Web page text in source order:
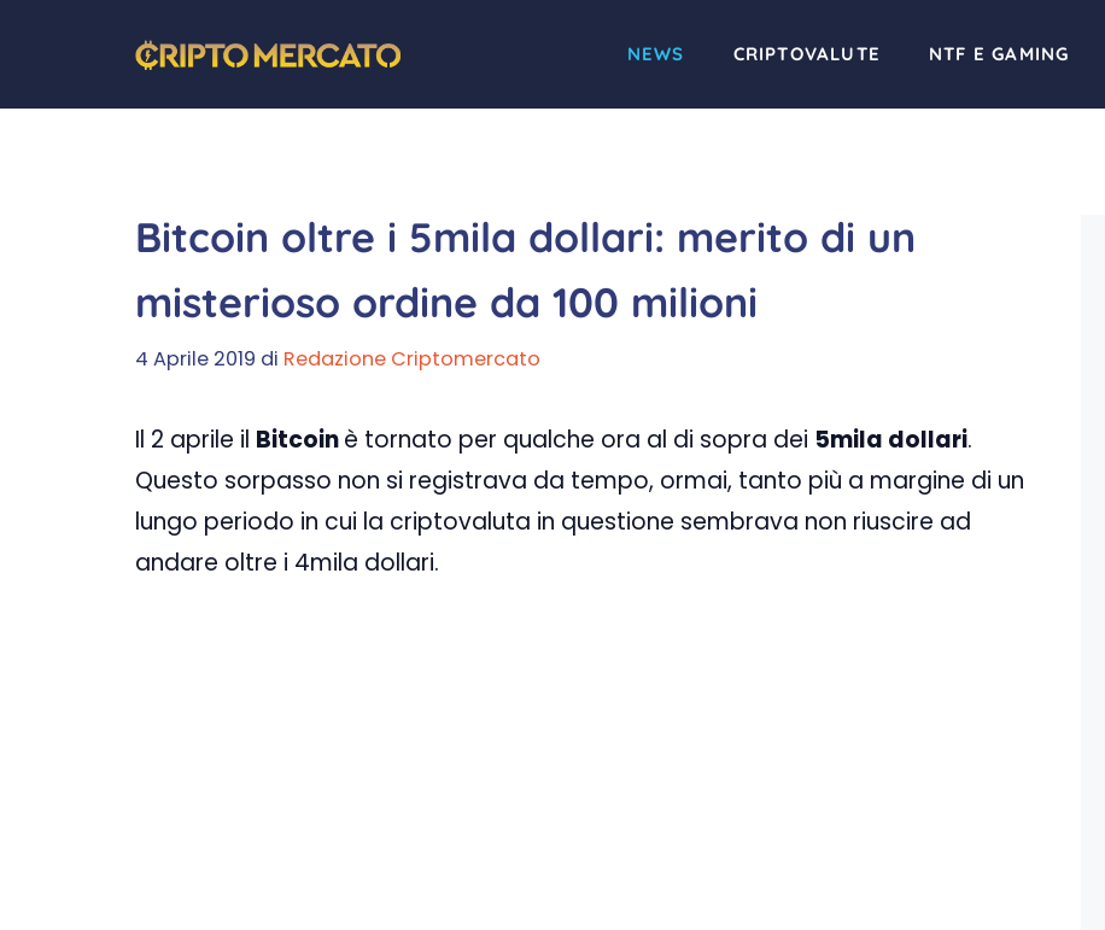
contenuto
NEWS CRIPTOVALUTE NTF E GAMING
Bitcoin oltre i 5mila dollari: merito di un
misterioso ordine da 100 milioni
4 Aprile 2019 di Redazione Criptomercato
Il 2 aprile il Bitcoinè tornato per qualche ora al di sopra dei 5mila dollari.
Questo sorpasso non si registrava da tempo, ormai, tanto più a margine di un
lungo periodo in cui la criptovaluta in questione sembrava non riuscire ad
andare oltre i 4mila dollari.